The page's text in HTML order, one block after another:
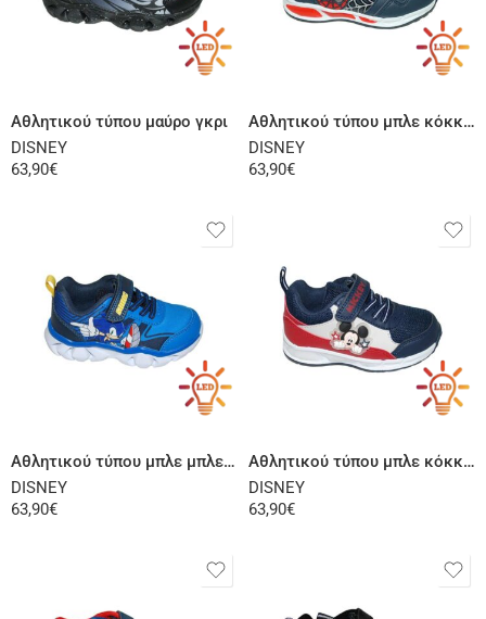
Αθλητικού τύπου μαύρο γκρι
DISNEY
63,90€
Αθλητικού τύπου μπλε κόκκινο LED
DISNEY
63,90€
Αθλητικού τύπου μπλε μπλε ρουά
DISNEY
63,90€
Αθλητικού τύπου μπλε κόκκινο
DISNEY
63,90€